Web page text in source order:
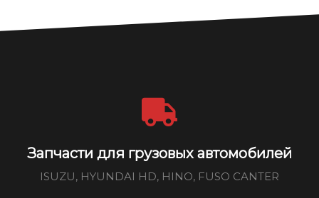
Запчасти для грузовых автомобилей
ISUZU, HYUNDAI HD, HINO, FUSO CANTER